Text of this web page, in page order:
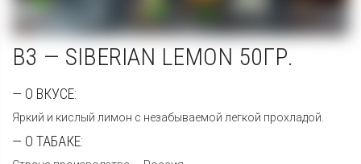
B3 — SIBERIAN LEMON 50ГР.
— О ВКУСЕ:
Яркий и кислый лимон с незабываемой легкой прохладой.
— О ТАБАКЕ: